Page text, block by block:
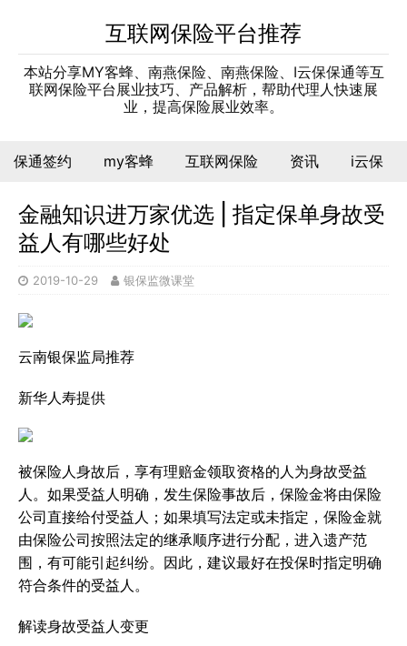
互联网保险平台推荐
本站分享MY客蜂、南燕保险、南燕保险、I云保保通等互
联网保险平台展业技巧、产品解析，帮助代理人快速展
业，提高保险展业效率。
保通签约 my客蜂 互联网保险 资讯 i云保
金融知识进万家优选 | 指定保单身故受
益人有哪些好处
2019-10-29 银保监微课堂
云南银保监局推荐
新华人寿提供
被保险人身故后，享有理赔金领取资格的人为身故受益
人。如果受益人明确，发生保险事故后，保险金将由保险
公司直接给付受益人；如果填写法定或未指定，保险金就
由保险公司按照法定的继承顺序进行分配，进入遗产范
围，有可能引起纠纷。因此，建议最好在投保时指定明确
符合条件的受益人。
解读身故受益人变更